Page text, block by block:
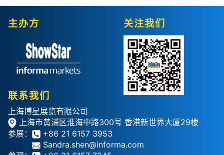
主办方
联系我们
上海博星展览有限公司
关注我们
上海市黄浦区淮海中路300号 香港新世界大厦29楼
参展：
+86 21 6157 3953
Sandra.shen@informa.com